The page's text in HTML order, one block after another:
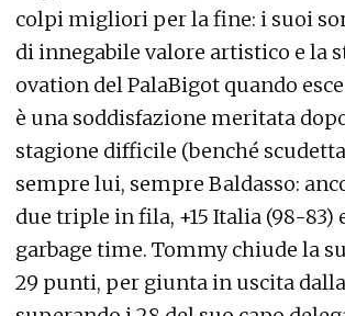
colpi migliori per la fine: i suoi
di innegabile valore artistico e la
ovation del PalaBigot quando
è una soddisfazione meritata
stagione difficile (benché
sempre lui, sempre Baldasso:
due triple in fila, +15 Italia (98-83)
garbage time. Tommy chiude la
29 punti, per giunta in uscita